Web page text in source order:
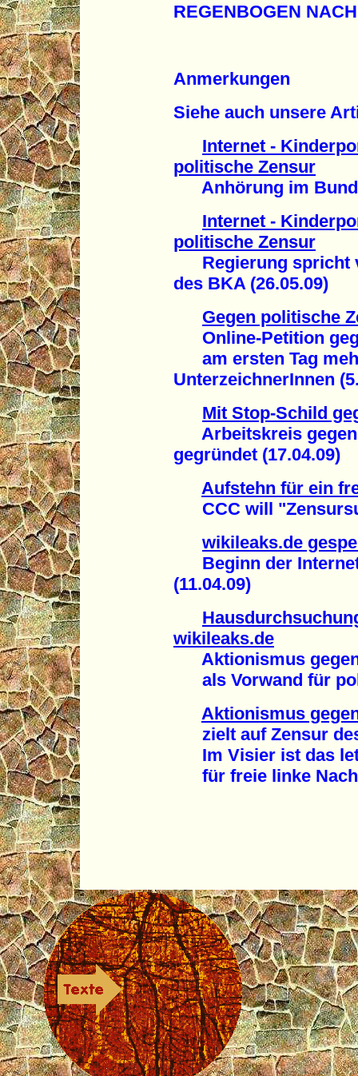
REGENBOGEN
Anmerkungen
Siehe auch unsere
Internet -
politische Zensur
Anhörung im
Internet -
politische Zensur
Regierung spricht
des BKA (26.05.09)
Gegen politische
Online-Petition
am ersten Tag
UnterzeichnerInnen
Mit Stop-Schild
Arbeitskreis gegen
gegründet (17.04.09)
Aufstehn für ein
CCC will
wikileaks.de
Beginn der
(11.04.09)
wikileaks.de
Aktionismus
als Vorwand für
Aktionismus
zielt auf Zensur
Im Visier ist das
für freie linke